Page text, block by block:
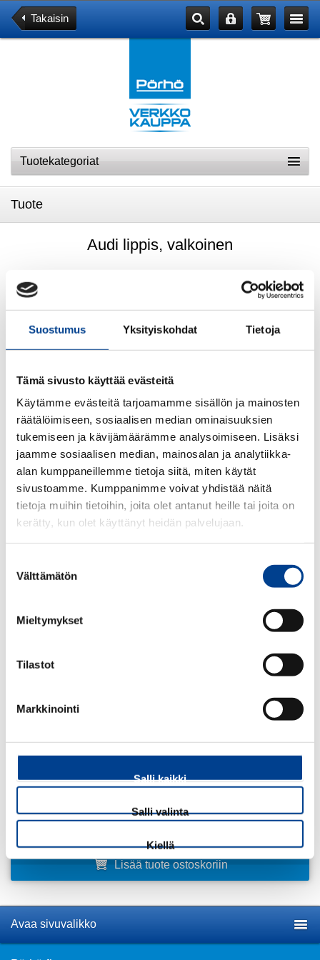
Suostumus Yksityiskohdat Tietoja
Tämä sivusto käyttää evästeitä
Käytämme evästeitä tarjoamamme sisällön ja mainosten
räätälöimiseen, sosiaalisen median ominaisuuksien
tukemiseen ja kävijämäärämme analysoimiseen. Lisäksi
jaamme sosiaalisen median, mainosalan ja analytiikka-
alan kumppaneillemme tietoja siitä, miten käytät
sivustoamme. Kumppanimme voivat yhdistää näitä
tietoja muihin tietoihin, joita olet antanut heille tai joita on
kerätty, kun olet käyttänyt heidän palvelujaan.
valinta
Välttämätön
Mieltymykset
Tilastot
Markkinointi
Salli kaikki
Salli valinta
Kiellä
Takaisin
Tuotekategoriat
Tuote
Audi lippis, valkoinen
Valkoinen Audi lippalakki, jossa 3D Audi renkaat -logo edessä.
-Säädettävä koko (55-59cm.)
kpl
Lisää tuote ostoskoriin
Avaa sivuvalikko